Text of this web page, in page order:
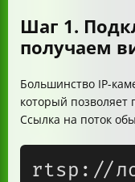
Шаг 1.
получаем
Большинство IP-
который позволяет
Ссылка на поток
rtsp://